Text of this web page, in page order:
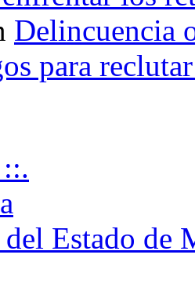
Delincuencia
para
Estado de